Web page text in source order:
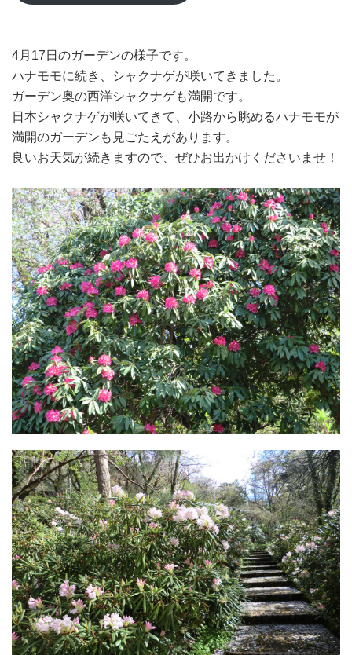
4月17日のガーデンの様子です。
ハナモモに続き、シャクナゲが咲いてきました。
ガーデン奥の西洋シャクナゲも満開です。
日本シャクナゲが咲いてきて、小路から眺めるハナモモが
満開のガーデンも見ごたえがあります。
良いお天気が続きますので、ぜひお出かけくださいませ！